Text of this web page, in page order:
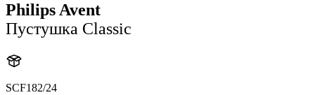
Philips Avent
Пустушка Classic
SCF182/24